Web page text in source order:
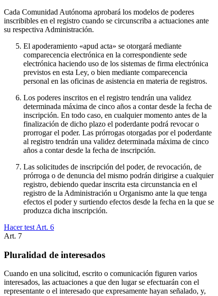
Cada Comunidad Autónoma aprobará los modelos de poderes
inscribibles en el registro cuando se circunscriba a actuaciones ante
su respectiva Administración.
El apoderamiento «apud acta» se otorgará mediante
comparecencia electrónica en la correspondiente sede
electrónica haciendo uso de los sistemas de firma electrónica
previstos en esta Ley, o bien mediante comparecencia
personal en las oficinas de asistencia en materia de registros.
Los poderes inscritos en el registro tendrán una validez
determinada máxima de cinco años a contar desde la fecha de
inscripción. En todo caso, en cualquier momento antes de la
finalización de dicho plazo el poderdante podrá revocar o
prorrogar el poder. Las prórrogas otorgadas por el poderdante
al registro tendrán una validez determinada máxima de cinco
años a contar desde la fecha de inscripción.
Las solicitudes de inscripción del poder, de revocación, de
prórroga o de denuncia del mismo podrán dirigirse a cualquier
registro, debiendo quedar inscrita esta circunstancia en el
registro de la Administración u Organismo ante la que tenga
efectos el poder y surtiendo efectos desde la fecha en la que se
produzca dicha inscripción.
Hacer test Art. 6
Art. 7
Pluralidad de interesados
Cuando en una solicitud, escrito o comunicación figuren varios
interesados, las actuaciones a que den lugar se efectuarán con el
representante o el interesado que expresamente hayan señalado, y,